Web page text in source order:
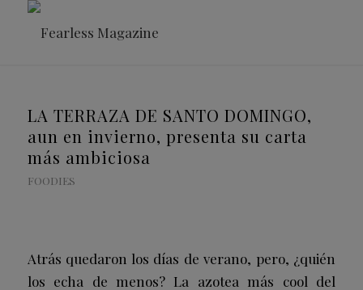
LA TERRAZA DE SANTO DOMINGO,
aun en invierno, presenta su carta
más ambiciosa
FOODIES
Atrás quedaron los días de verano, pero, ¿quién
los echa de menos? La azotea más cooldel